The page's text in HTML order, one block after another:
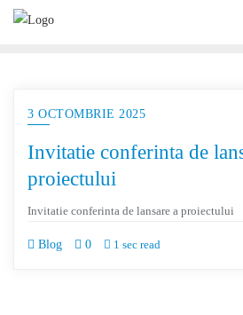
3 OCTOMBRIE 2025
Invitatie conferinta de
proiectului
Invitatie conferinta de lansare a proiectului
Blog 0 1 sec read